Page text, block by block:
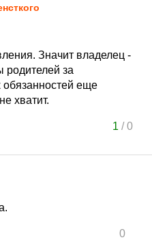
Значит владелец -
за
обязанностей еще
хватит.
1 /0
0